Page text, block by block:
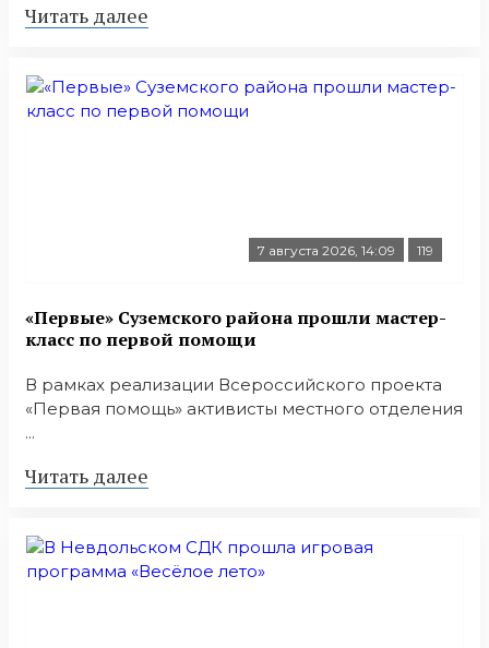
Читать далее
7 августа 2026, 14:09 119
«Первые» Суземского района прошли мастер-
класс по первой помощи
В рамках реализации Всероссийского проекта
«Первая помощь» активисты местного отделения
...
Читать далее